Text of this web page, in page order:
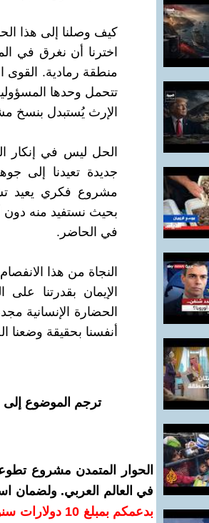
كيف وصلنا إلى هذا
اخترنا أن نغرق في
منطقة رمادية. القوى
تتحمل وحدها
الإرث يُستبدل بنسخ
الحل ليس في إنكار
جديدة تعيدنا إلى
مشروع فكري يعيد
بحيث نستفيد منه دون
في الحاضر.
النجاة من هذا
الإيمان بقدرتنا
الحضارة الإنسانية
أنفسنا بحقيقة وضعنا
ترجم الموضوع
الحوار المتمدن مشروع
في العالم العربي. ولضمان
بدعمكم بمبلغ